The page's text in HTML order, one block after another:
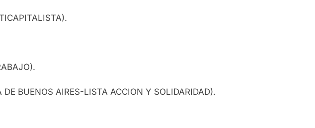
BUENOS AIRES-LISTA ACCION Y SOLIDARIDAD).